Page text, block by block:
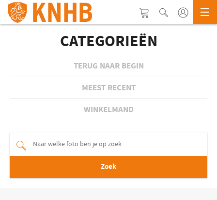
CATEGORIEËN
TERUG NAAR BEGIN
MEEST RECENT
WINKELMAND
Zoek